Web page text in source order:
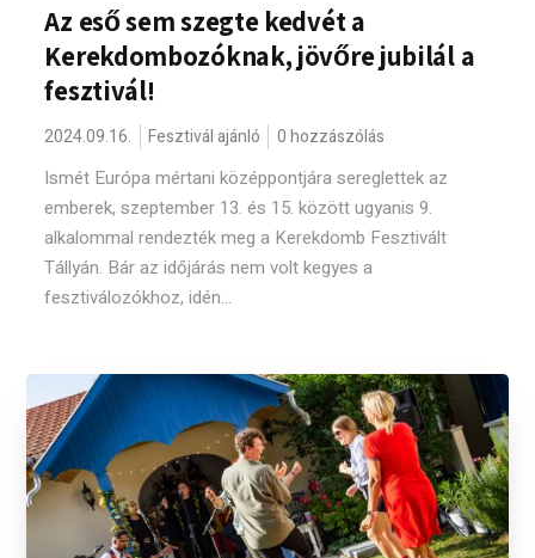
Az eső sem szegte kedvét a
Kerekdombozóknak, jövőre jubilál a
fesztivál!
2024.09.16. Fesztivál ajánló 0 hozzászólás
Ismét Európa mértani középpontjára sereglettek az
emberek, szeptember 13. és 15. között ugyanis 9.
alkalommal rendezték meg a Kerekdomb Fesztivált
Tállyán. Bár az időjárás nem volt kegyes a
fesztiválozókhoz, idén...